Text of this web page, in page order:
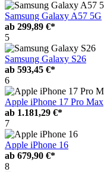
Samsung Galaxy A57 5G
ab 299,89 €*
5
Samsung Galaxy S26
ab 593,45 €*
6
Apple iPhone 17 Pro Max
ab 1.181,29 €*
7
Apple iPhone 16
ab 679,90 €*
8